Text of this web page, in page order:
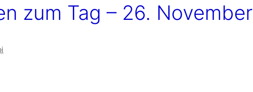
zum Tag – 26. November